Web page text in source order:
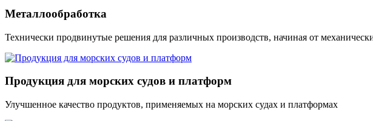
Металлообработка
Технически продвинутые решения для различных производств, начиная от
Продукция для морских судов и платформ
Улучшенное качество продуктов, применяемых на морских судах и платформах